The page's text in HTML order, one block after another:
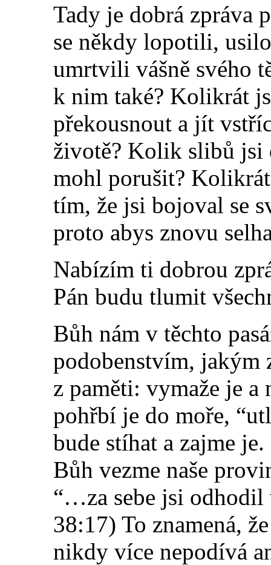
Tady je dobrá zpráva
se někdy lopotili,
umrtvili vášně svého
k nim také? Kolikrát
překousnout a jít
životě? Kolik slibů jsi
mohl porušit?
tím, že jsi bojoval se
proto abys znovu
Nabízím ti dobrou
Pán budu tlumit
Bůh nám v těchto
podobenstvím, jakým
z paměti: vymaže je
pohřbí je do moře,
bude stíhat a zajme
Bůh vezme naše
“…za sebe jsi odhodil
38:17) To znamená,
nikdy více nepodívá